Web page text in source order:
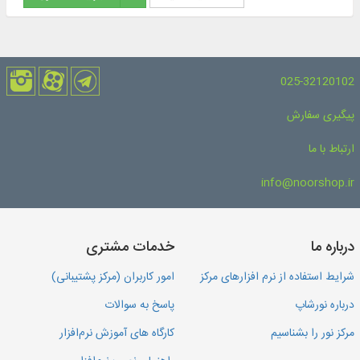
025-32120102
پیگیری سفارش
ارتباط با ما
info@noorshop.ir
درباره ما
شرایط استفاده از نرم افزارهای مرکز
درباره نورشاپ
مرکز نور را بشناسیم
خدمات مشتری
امور کاربران (مرکز پشتیبانی)
پاسخ به سوالات
کارگاه های آموزش نرم‌افزار